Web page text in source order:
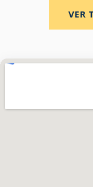
VER